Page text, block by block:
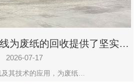
为废纸的回收提供了坚实的
保障
2026-07-17
其技术的应用，为废纸…